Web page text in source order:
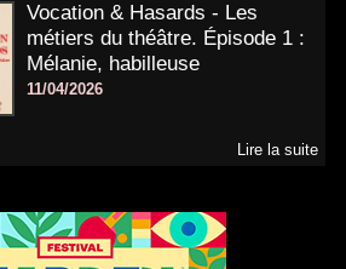
Vocation & Hasards - Les
métiers du théâtre. Épisode 1 :
Mélanie, habilleuse
11/04/2026
Lire la suite